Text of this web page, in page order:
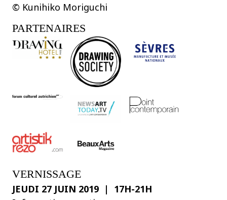
© Kunihiko Moriguchi
PARTENAIRES
VERNISSAGE
JEUDI 27 JUIN 2019 | 17H-21H